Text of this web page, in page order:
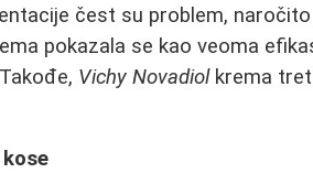
čest su problem,
pokazala se kao veoma
Vichy Novadiolkrema